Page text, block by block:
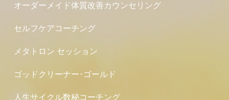
オーダーメイド体質改善カウンセリング
セルフケアコーチング
メタトロン セッション
ゴッドクリーナー･ゴールド
人生サイクル数秘コーチング